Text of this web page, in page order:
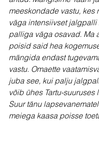
meeskondade vastu, kes
väga intensiivset
palliga väga osavad. Ma
poisid said hea
mängida endast
vastu. Omaette
juba see, kui palju
võib ühes Tartu-suuruses
Suur tänu
meiega kaasa poisse